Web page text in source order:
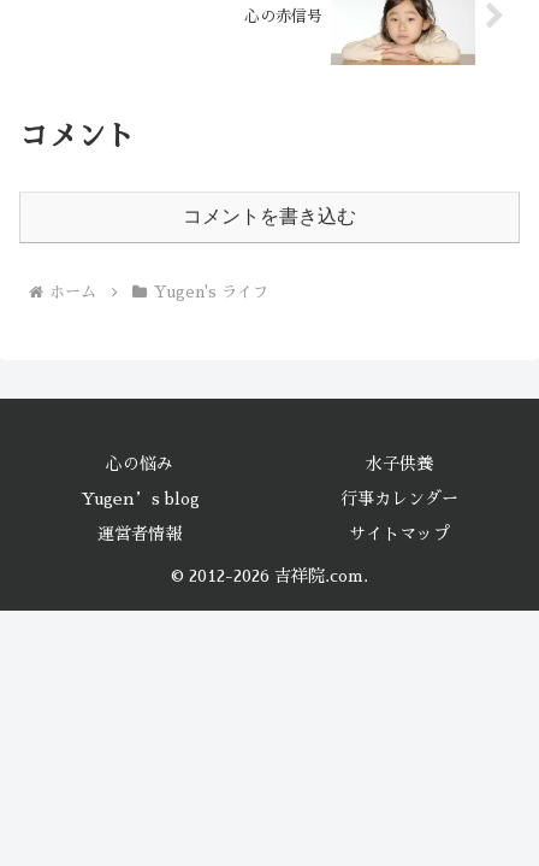
心の赤信号
コメント
コメントを書き込む
ホーム Yugen's ライフ
心の悩み 水子供養
Yugen’s blog 行事カレンダー
運営者情報 サイトマップ
© 2012-2026 吉祥院.com.